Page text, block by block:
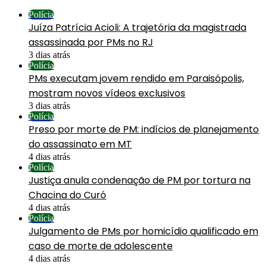
Polícia
Juíza Patrícia Acioli: A trajetória da magistrada
assassinada por PMs no RJ
3 dias atrás
Polícia
PMs executam jovem rendido em Paraisópolis,
mostram novos vídeos exclusivos
3 dias atrás
Polícia
Preso por morte de PM: indícios de planejamento
do assassinato em MT
4 dias atrás
Polícia
Justiça anula condenação de PM por tortura na
Chacina do Curó
4 dias atrás
Polícia
Julgamento de PMs por homicídio qualificado em
caso de morte de adolescente
4 dias atrás